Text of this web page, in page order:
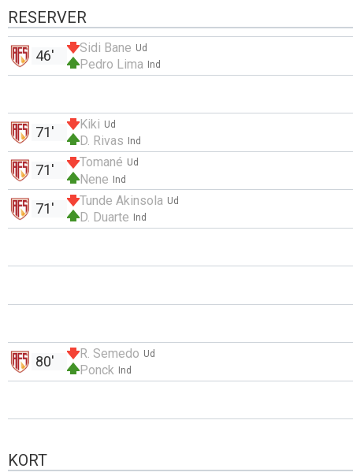
RESERVER
Ud
Sidi Bane
Ind
Pedro Lima
46'
Ud
Kiki
Ind
D. Rivas
71'
Ud
Tomané
Ind
Nene
71'
Ud
Tunde Akinsola
Ind
D. Duarte
71'
Ud
R. Semedo
Ind
Ponck
80'
KORT